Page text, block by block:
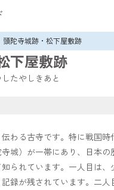
頭陀寺城跡・松下屋敷跡
下屋敷跡
たやしきあと
わる古寺です。特に戦国時
城）が一帯にあり、日本の
られています。一人目は
録が残されています。二人